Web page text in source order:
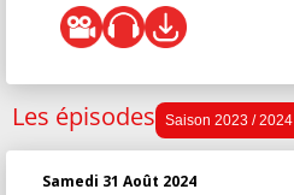
Les épisodes Saison 2023 / 2024
Samedi 31 Août 2024